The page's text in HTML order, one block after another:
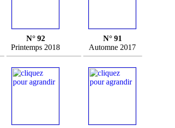
N° 92
Printemps 2018
N° 91
Automne 2017